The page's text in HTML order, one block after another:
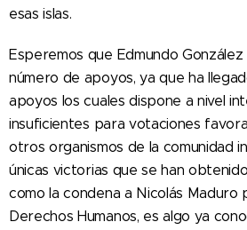
esas islas.
Esperemos que Edmundo
número de apoyos, ya que ha
apoyos los cuales dispone a nivel
insuficientes para votaciones
otros organismos de la comunidad
únicas victorias que se han
como la condena a Nicolás Maduro
Derechos Humanos, es algo ya